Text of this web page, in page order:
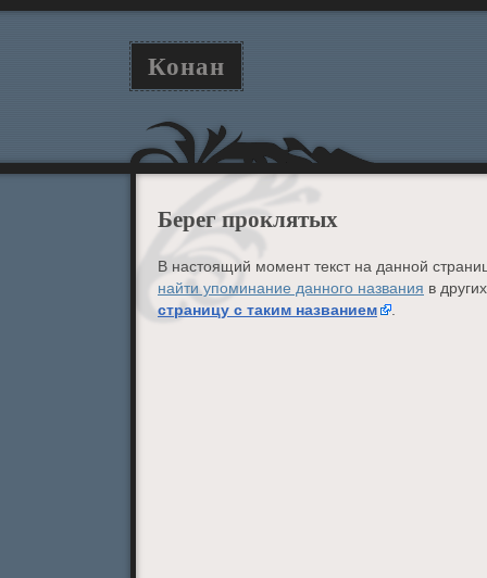
Конан
Берег проклятых
В настоящий момент текст на данной
найти упоминание данного названия в
страницу с таким названием